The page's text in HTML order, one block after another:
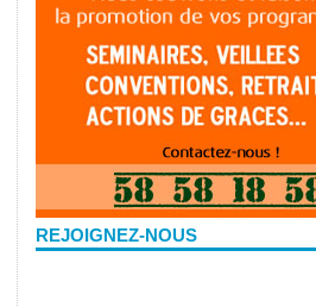
REJOIGNEZ-NOUS